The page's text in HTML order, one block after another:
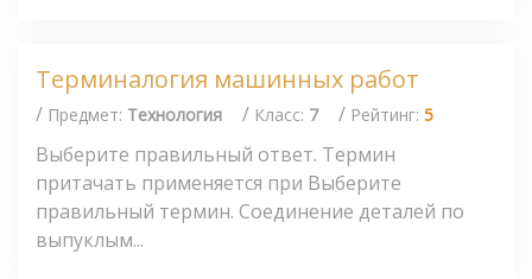
Терминалогия машинных работ
/ Предмет: Технология / Класс: 7 / Рейтинг: 5
Выберите правильный ответ. Термин
притачать применяется при Выберите
правильный термин. Соединение деталей по
выпуклым...